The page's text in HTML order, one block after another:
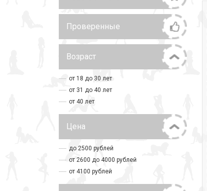
Проверенные
Возраст
от 18 до 30 лет
от 31 до 40 лет
от 40 лет
Цена
до 2500 рублей
от 2600 до 4000 рублей
от 4100 рублей